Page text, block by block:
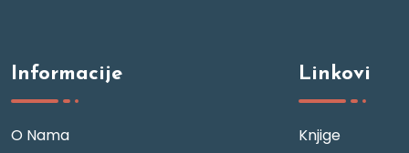
Informacije
O Nama
Linkovi
Knjige